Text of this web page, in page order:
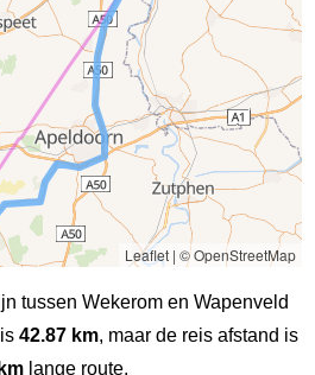
Leaflet| © OpenStreetMap
tussen Wekerom en Wapenveld
42.87 km, maar de reis afstand is
lange route.